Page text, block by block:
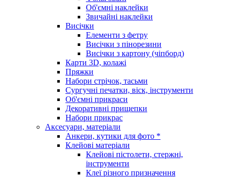
Об'ємні наклейки
Звичайні наклейки
Висічки
Елементи з фетру
Висічки з пінорезини
Висічки з картону (чіпборд)
Карти 3D, колажі
Пряжки
Набори стрічок, тасьми
Сургучні печатки, віск, інструменти
Об'ємні прикраси
Декоративні прищепки
Набори прикрас
Аксесуари, матеріали
Анкери, кутики для фото *
Клейові матеріали
Клейові пістолети, стержні,
інструменти
Клеї різного призначення